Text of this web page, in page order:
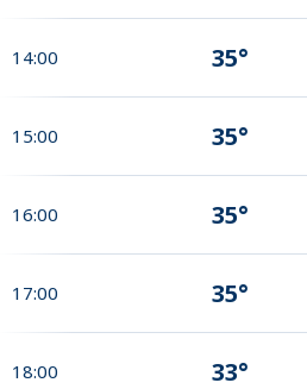
14:00 35°
15:00 35°
16:00 35°
17:00 35°
18:00 33°